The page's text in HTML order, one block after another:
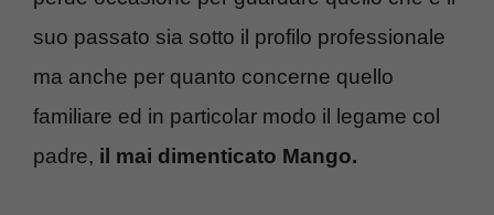
suo passato sia sotto il profilo professionale
ma anche per quanto concerne quello
familiare ed in particolar modo il legame col
padre, il mai dimenticato Mango.